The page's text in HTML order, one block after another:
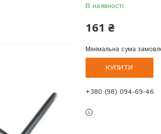
В наявності
161 ₴
Мінімальна сума
КУПИТИ
+380 (98) 094-69-46